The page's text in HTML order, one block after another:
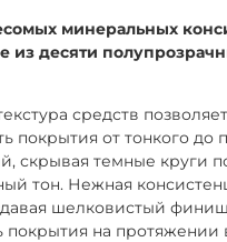
минеральных
из десяти
средств позволяет
покрытия от тонкого до
скрывая темные круги
тон. Нежная
шелковистый
покрытия на протяжении